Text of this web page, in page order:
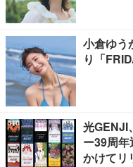
小倉ゆう
り「
光GENJI
ー39周
かけてリ